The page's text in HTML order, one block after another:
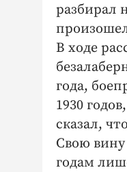
разбирал
В ходе
года,
1930
сказал,
Свою вину
годам